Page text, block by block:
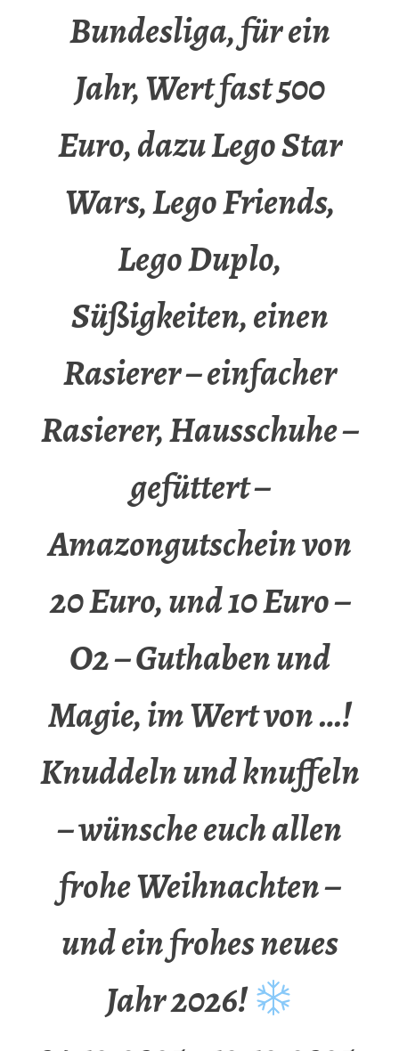
Bundesliga, für ein
Jahr, Wert fast 500
Euro, dazu Lego Star
Wars, Lego Friends,
Lego Duplo,
Süßigkeiten, einen
Rasierer – einfacher
Rasierer, Hausschuhe –
gefüttert –
Amazongutschein von
20 Euro, und 10 Euro –
O2 – Guthaben und
Magie, im Wert von …!
Knuddeln und knuffeln
– wünsche euch allen
frohe Weihnachten –
und ein frohes neues
Jahr 2026!